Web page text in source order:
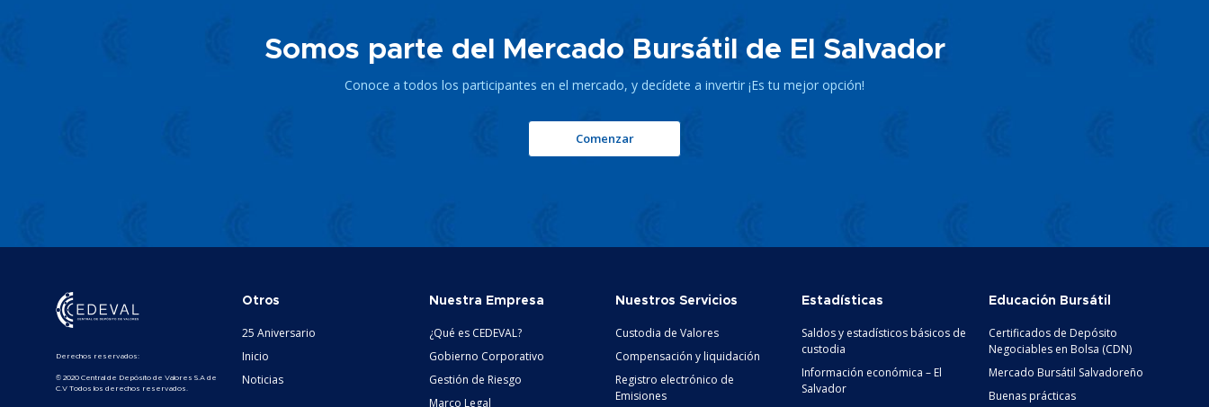
Somos parte del Mercado Bursátil de El Salvador
Conoce a todos los participantes en el mercado, y decídete a invertir ¡Es tu mejor opción!
Comenzar
Derechos reservados:
© 2020 Central de Depósito de Valores S.A de
C.V Todos los derechos reservados.
Otros
25 Aniversario
Inicio
Noticias
Nuestra Empresa
¿Qué es CEDEVAL?
Gobierno Corporativo
Gestión de Riesgo
Marco Legal
Nuestros Servicios
Custodia de Valores
Compensación y liquidación
Registro electrónico de
Emisiones
Estadísticas
Saldos y estadísticos básicos de
custodia
Información económica – El
Salvador
Educación Bursátil
Certificados de Depósito
Negociables en Bolsa (CDN)
Mercado Bursátil Salvadoreño
Buenas prácticas